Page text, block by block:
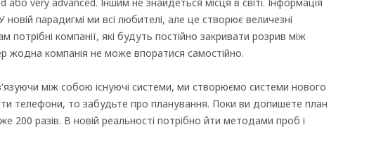
парадигмі ми всі любителі, але це створює величезні
компанії, які будуть постійно закривати розрив між
жодна компанія не може впоратися самостійно.
між собою існуючі системи, ми створюємо системи нового
телефони, то забудьте про планування. Поки ви допишете план
200 разів. В новій реальності потрібно йти методами проб і